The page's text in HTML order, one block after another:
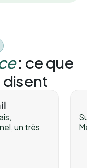
: ce que
disent
un très